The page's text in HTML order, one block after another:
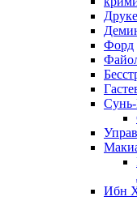
Форд
Ибн